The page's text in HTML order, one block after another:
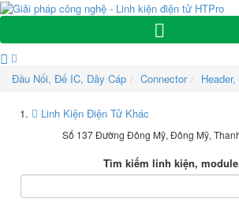
Đầu Nối, Đế IC, Dây Cáp Connector
Linh Kiện Điện Tử Khác
Số 137 Đường Đông Mỹ, Đông Mỹ,
Tìm kiếm linh kiện,